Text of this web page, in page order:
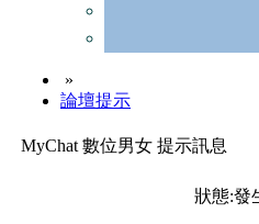
»
論壇提示
MyChat 數位男女 提示訊息
狀態:發